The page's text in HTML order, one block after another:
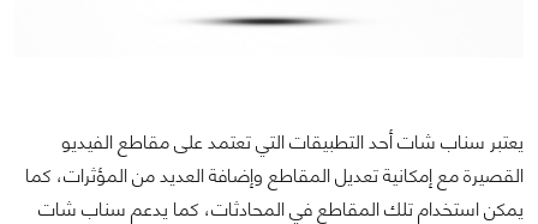
يعتبر سناب شات أحد التطبيقات التي تعتمد على مقاطع الفيديو
القصيرة مع إمكانية تعديل المقاطع وإضافة العديد من المؤثرات، كما
يمكن استخدام تلك المقاطع في المحادثات، كما يدعم سناب شات